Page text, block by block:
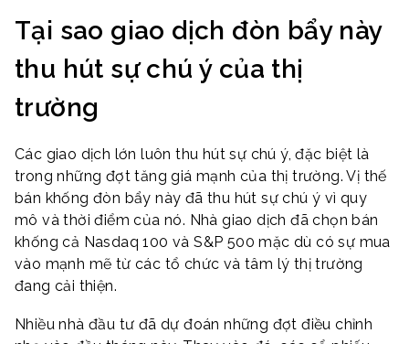
Tại sao giao dịch đòn bẩy này
thu hút sự chú ý của thị
trường
Các giao dịch lớn luôn thu hút sự chú ý, đặc biệt là
trong những đợt tăng giá mạnh của thị trường. Vị thế
bán khống đòn bẩy này đã thu hút sự chú ý vì quy
mô và thời điểm của nó. Nhà giao dịch đã chọn bán
khống cả Nasdaq 100 và S&P 500 mặc dù có sự mua
vào mạnh mẽ từ các tổ chức và tâm lý thị trường
đang cải thiện.
Nhiều nhà đầu tư đã dự đoán những đợt điều chỉnh